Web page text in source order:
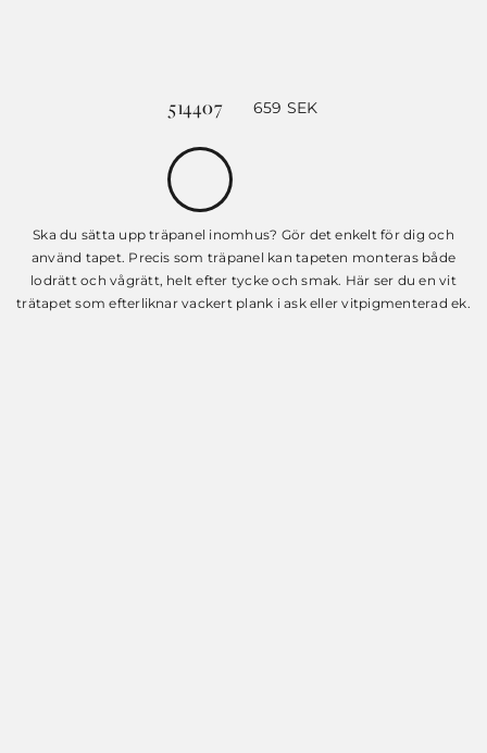
514407 659 SEK
Ska du sätta upp träpanel inomhus? Gör det enkelt för dig och
använd tapet. Precis som träpanel kan tapeten monteras både
lodrätt och vågrätt, helt efter tycke och smak. Här ser du en vit
trätapet som efterliknar vackert plank i ask eller vitpigmenterad ek.